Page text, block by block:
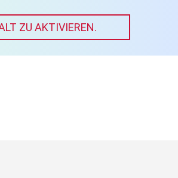
ZU AKTIVIEREN.